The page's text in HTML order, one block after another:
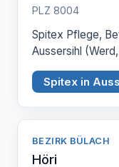
PLZ 8004
Spitex Pflege,
Aussersihl
Spitex in
BEZIRK BÜLACH
Höri